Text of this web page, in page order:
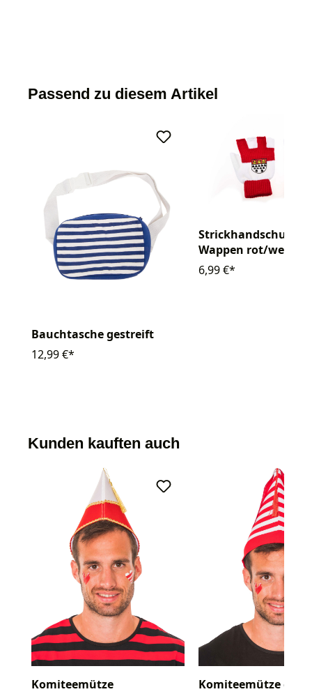
Passend zu diesem Artikel
Bauchtasche gestreift
12,99 €*
Strickhandschuhe
Wappen rot/weiß
6,99 €*
Kunden kauften auch
Komiteemütze
Komiteemütze